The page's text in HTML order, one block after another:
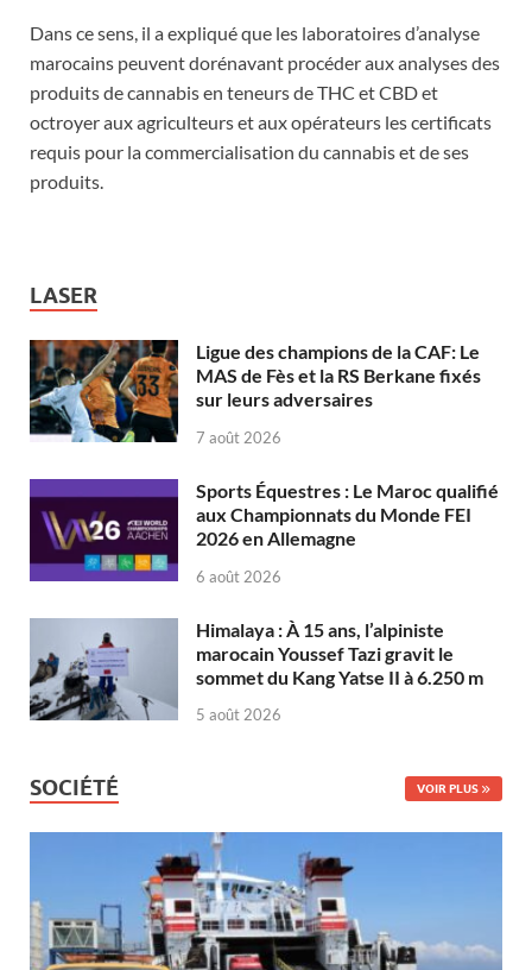
Dans ce sens, il a expliqué que les laboratoires d’analyse
marocains peuvent dorénavant procéder aux analyses des
produits de cannabis en teneurs de THC et CBD et
octroyer aux agriculteurs et aux opérateurs les certificats
requis pour la commercialisation du cannabis et de ses
produits.
LASER
Ligue des champions de la CAF: Le
MAS de Fès et la RS Berkane fixés
sur leurs adversaires
7 août 2026
Sports Équestres : Le Maroc qualifié
aux Championnats du Monde FEI
2026 en Allemagne
6 août 2026
Himalaya : À 15 ans, l’alpiniste
marocain Youssef Tazi gravit le
sommet du Kang Yatse II à 6.250 m
5 août 2026
SOCIÉTÉ VOIR PLUS